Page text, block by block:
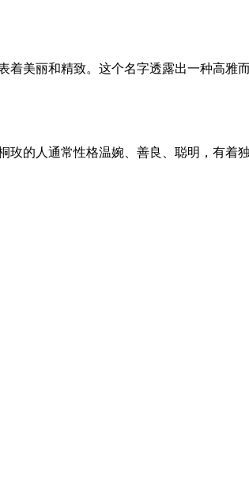
美丽和精致。这个名字透露出一种高雅
的人通常性格温婉、善良、聪明，有着